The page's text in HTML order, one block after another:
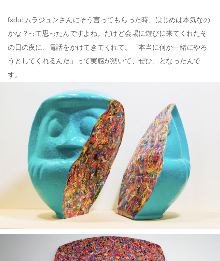
fxdul:ムラジュンさんにそう言ってもらった時、はじめは本気なの
かな？って思ったんですよね。だけど会場に遊びに来てくれたそ
の日の夜に、電話をかけてきてくれて。「本当に何か一緒にやろ
うとしてくれるんだ」って実感が湧いて、ぜひ、となったんで
す。